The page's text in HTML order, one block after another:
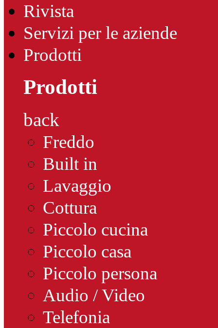
Rivista
Servizi per le aziende
Prodotti
Prodotti
back
Freddo
Built in
Lavaggio
Cottura
Piccolo cucina
Piccolo casa
Piccolo persona
Audio / Video
Telefonia